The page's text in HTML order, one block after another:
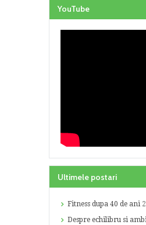
YouTube
Ultimele postari
Fitness dupa 40 de ani
Despre echilibru si